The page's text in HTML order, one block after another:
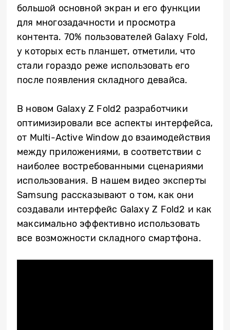
большой основной экран и его функции
для многозадачности и просмотра
контента. 70% пользователей Galaxy Fold,
у которых есть планшет, отметили, что
стали гораздо реже использовать его
после появления складного девайса.
В новом Galaxy Z Fold2 разработчики
оптимизировали все аспекты интерфейса,
от Multi-Active Window до взаимодействия
между приложениями, в соответствии с
наиболее востребованными сценариями
использования. В нашем видео эксперты
Samsung рассказывают о том, как они
создавали интерфейс Galaxy Z Fold2 и как
максимально эффективно использовать
все возможности складного смартфона.